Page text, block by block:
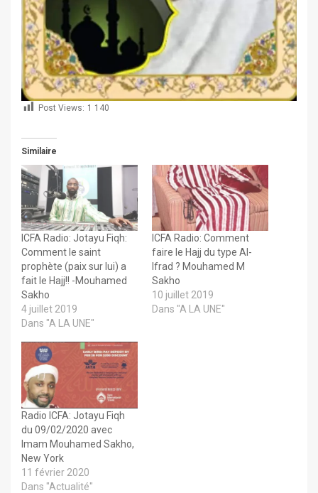
Post Views: 1 140
Similaire
ICFA Radio: Jotayu Fiqh:
Comment le saint
prophète (paix sur lui) a
fait le Hajj!! -Mouhamed
Sakho
4 juillet 2019
Dans "A LA UNE"
ICFA Radio: Comment
faire le Hajj du type Al-
Ifrad ? Mouhamed M
Sakho
10 juillet 2019
Dans "A LA UNE"
Radio ICFA: Jotayu Fiqh
du 09/02/2020 avec
Imam Mouhamed Sakho,
New York
11 février 2020
Dans "Actualité"